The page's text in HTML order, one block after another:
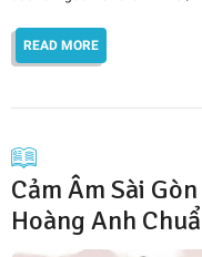
READ MORE
Cảm Âm Sài
Hoàng Anh